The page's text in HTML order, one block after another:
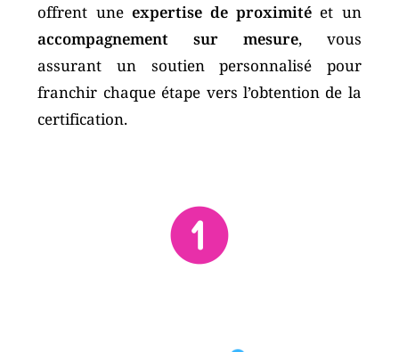
offrent une expertise de proximité et un
accompagnement sur mesure, vous
assurant un soutien personnalisé pour
franchir chaque étape vers l’obtention de la
certification.